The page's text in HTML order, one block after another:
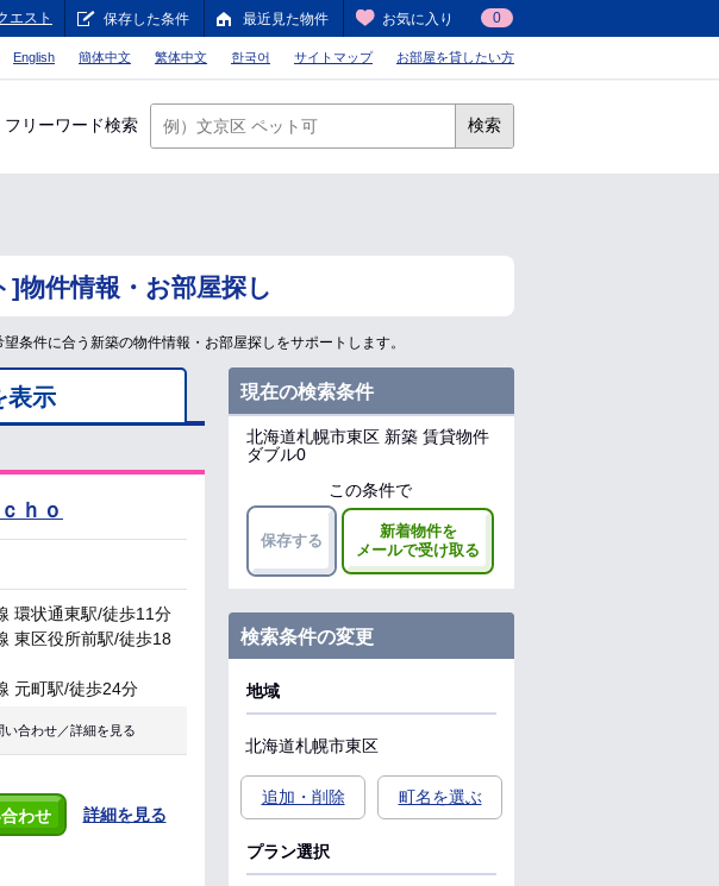
エスト 保存した条件 最近見た物件 お気に入り 0
English 簡体中文 繁体中文 한국어 サイトマップ お部屋を貸したい方
フリーワード検索 検索
物件情報・お部屋探し
条件に合う新築の物件情報・お部屋探しをサポートします。
表示
ｈｏ
環状通東駅/徒歩11分
東区役所前駅/徒歩18
元町駅/徒歩24分
い合わせ／詳細を見る
わせ 詳細を見る
現在の検索条件
北海道札幌市東区 新築 賃貸物件
ダブル0
この条件で
保存する
新着物件を
メールで受け取る
検索条件の変更
地域
北海道札幌市東区
追加・削除 町名を選ぶ
プラン選択